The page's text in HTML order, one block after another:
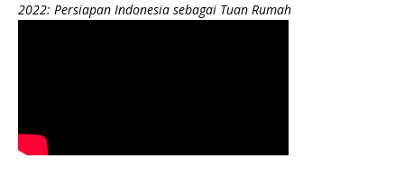
2022: Persiapan Indonesia sebagai Tuan Rumah